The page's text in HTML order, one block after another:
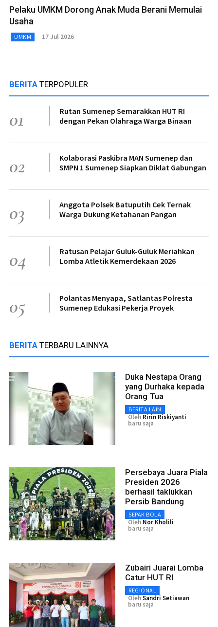
Pelaku UMKM Dorong Anak Muda Berani Memulai
Usaha
UMKM 17 Jul 2026
BERITA TERPOPULER
01
Rutan Sumenep Semarakkan HUT RI
dengan Pekan Olahraga Warga Binaan
02
Kolaborasi Paskibra MAN Sumenep dan
SMPN 1 Sumenep Siapkan Diklat Gabungan
03
Anggota Polsek Batuputih Cek Ternak
Warga Dukung Ketahanan Pangan
04
Ratusan Pelajar Guluk-Guluk Meriahkan
Lomba Atletik Kemerdekaan 2026
05
Polantas Menyapa, Satlantas Polresta
Sumenep Edukasi Pekerja Proyek
BERITA TERBARU LAINNYA
Duka Nestapa Orang
yang Durhaka kepada
Orang Tua
BERITA LAIN
Oleh Ririn Riskiyanti
baru saja
Persebaya Juara Piala
Presiden 2026
berhasil taklukkan
Persib Bandung
SEPAK BOLA
Oleh Nor Kholili
baru saja
Zubairi Juarai Lomba
Catur HUT RI
REGIONAL
OlehSandri Setiawan
baru saja